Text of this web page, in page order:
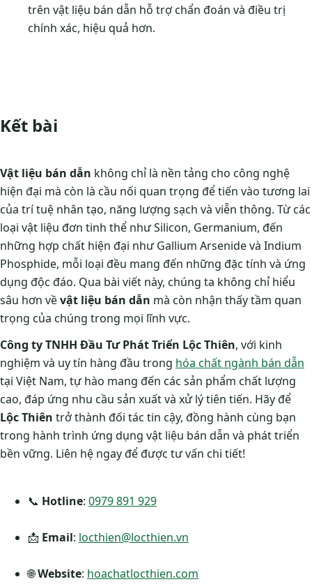
trên vật liệu bán dẫn hỗ trợ chẩn đoán và điều trị
chính xác, hiệu quả hơn.
Kết bài
Vật liệu bán dẫn không chỉ là nền tảng cho công nghệ
hiện đại mà còn là cầu nối quan trọng để tiến vào tương lai
của trí tuệ nhân tạo, năng lượng sạch và viễn thông. Từ các
loại vật liệu đơn tinh thể như Silicon, Germanium, đến
những hợp chất hiện đại như Gallium Arsenide và Indium
Phosphide, mỗi loại đều mang đến những đặc tính và ứng
dụng độc đáo. Qua bài viết này, chúng ta không chỉ hiểu
sâu hơn vềvật liệu bán dẫn mà còn nhận thấy tầm quan
trọng của chúng trong mọi lĩnh vực.
Công ty TNHH Đầu Tư Phát Triển Lộc Thiên, với kinh
nghiệm và uy tín hàng đầu trong hóa chất ngành bán dẫn
tại Việt Nam, tự hào mang đến các sản phẩm chất lượng
cao, đáp ứng nhu cầu sản xuất và xử lý tiên tiến. Hãy để
Lộc Thiên trở thành đối tác tin cậy, đồng hành cùng bạn
trong hành trình ứng dụng vật liệu bán dẫn và phát triển
bền vững. Liên hệ ngay để được tư vấn chi tiết!
📞 Hotline: 0979 891 929
📩 Email: locthien@locthien.vn
🌐Website: hoachatlocthien.com